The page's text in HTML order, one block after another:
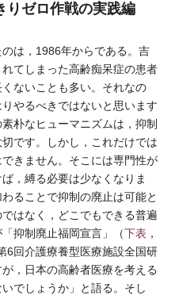
りゼロ作戦の実践編
は，1986年からである。吉
てしまった高齢痴呆症の患者
ないことも多い。それなの
やるべきではないと思います
朴なヒューマニズムは，抑制
です。しかし，これだけでは
きません。そこには専門性が
，縛る必要は少なくなりま
ることで抑制の廃止は可能と
はなく，どこでもできる普遍
抑制廃止福岡宣言」（下表 ，
6回介護療養型医療施設全国研
，日本の高齢者医療を考える
でしょうか」と語る。そし